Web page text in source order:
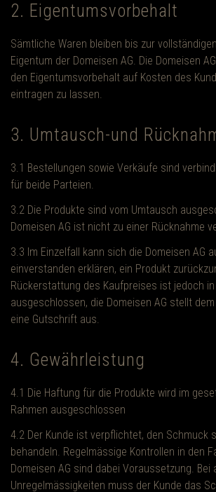
2. Eigentumsvorbehalt
Sämtliche Waren bleiben bis zur
Eigentum der Domeisen AG. Die Domeisen
den Eigentumsvorbehalt auf Kosten des
eintragen zu lassen.
3. Umtausch-und
3.1 Bestellungen sowie Verkäufe sind
für beide Parteien.
3.2 Die Produkte sind vom Umtausch
Domeisen AG ist nicht zu einer Rücknahme
3.3 Im Einzelfall kann sich die Domeisen AG
einverstanden erklären, ein Produkt
Rückerstattung des Kaufpreises ist jedoch in
ausgeschlossen, die Domeisen AG stellt
eine Gutschrift aus.
4. Gewährleistung
4.1 Die Haftung für die Produkte wird im
Rahmen ausgeschlossen
4.2 Der Kunde ist verpflichtet, den Schmuck
behandeln. Regelmässige Kontrollen in den
Domeisen AG sind dabei Voraussetzung. Bei
Unregelmässigkeiten muss der Kunde das